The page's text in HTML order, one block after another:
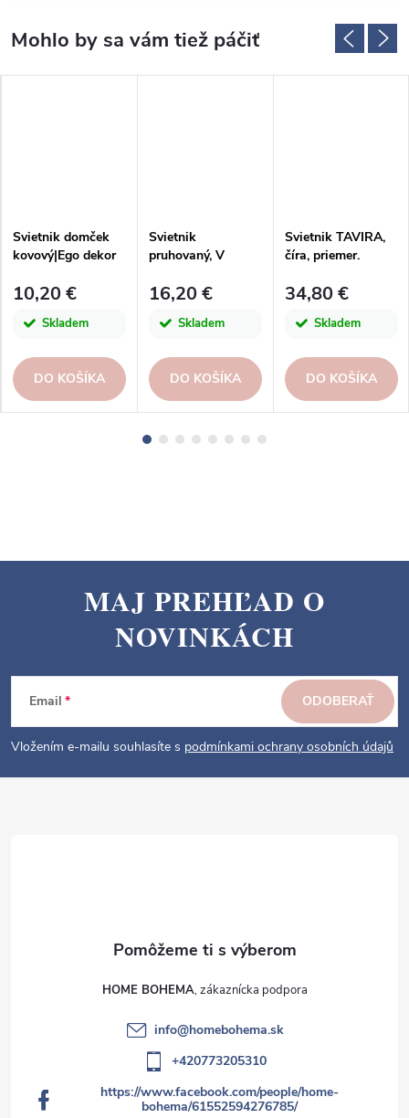
Svietnik domček
kovový|Ego dekor
10,20 €
Skladem
DO KOŠÍKA
Svietnik
pruhovaný, V
16,20 €
Skladem
DO KOŠÍKA
Svietnik TAVIRA,
číra, priemer.
34,80 €
Skladem
DO KOŠÍKA
p
e
MAJ PREHĽAD O
NOVINKÁCH
Email
Vložením e-mailu souhlasíte s podmínkami ochrany osobních údajů
ODOBERAŤ
HOME BOHEMA
info@homebohema.sk
+420773205310
https://www.facebook.com/people/home-
bohema/61552594276785/